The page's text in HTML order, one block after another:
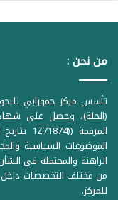
من نحن :
(الحلة)، وحصل على
الموضوعات السياسية
الراهنة والمحتملة في
من مختلف التخصصات داخل
للمركز.